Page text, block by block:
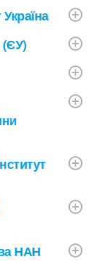
(ЄУ)
НАН